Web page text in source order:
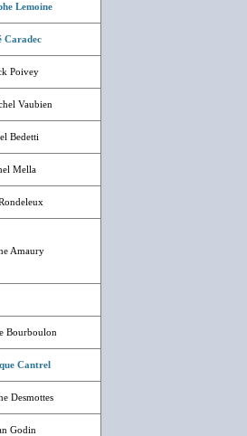
Lemoine
Caradec
Poivey
Vaubien
Bedetti
Mella
Amaury
Bourboulon
Cantrel
Desmottes
Godin